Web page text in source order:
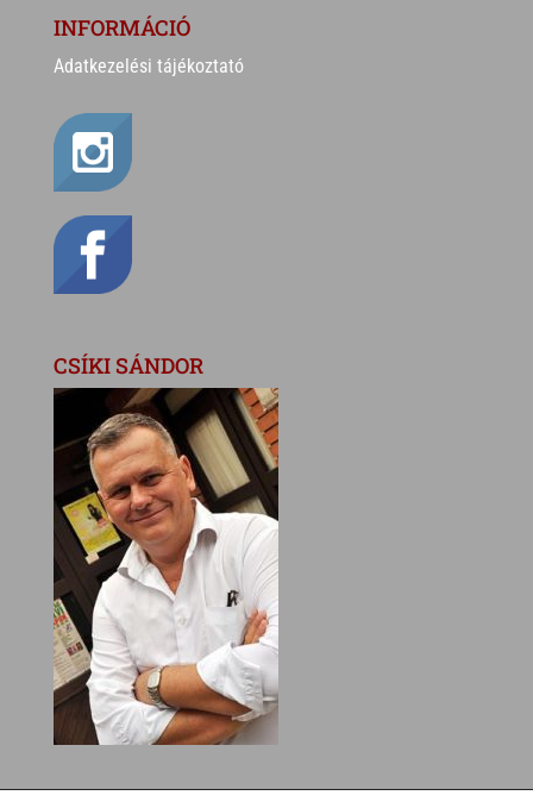
INFORMÁCIÓ
Adatkezelési tájékoztató
CSÍKI SÁNDOR